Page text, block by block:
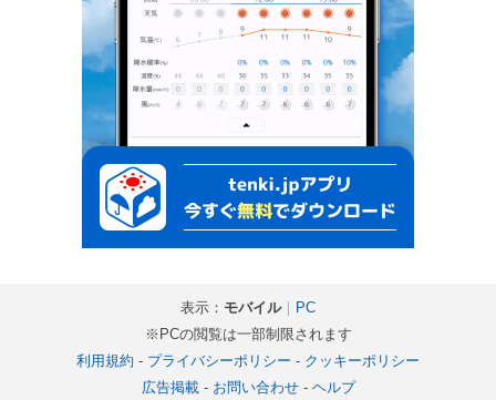
表示： モバイル｜ PC
※PCの閲覧は一部制限されます
利用規約 - プライバシーポリシー - クッキーポリシー
広告掲載- お問い合わせ- ヘルプ